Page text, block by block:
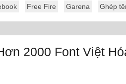
Free Fire Garena Ghép
2000 Font Việt